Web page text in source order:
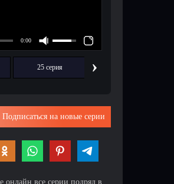
25 серия ›
Подписаться на новые серии
онлайн все серии подряд в